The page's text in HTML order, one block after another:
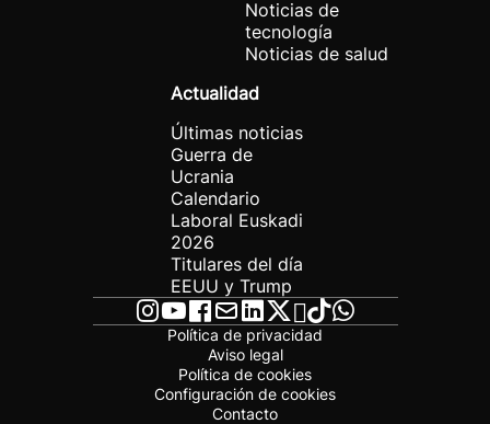
Noticias de
tecnología
Noticias de salud
Actualidad
Últimas noticias
Guerra de
Ucrania
Calendario
Laboral Euskadi
2026
Titulares del día
EEUU y Trump
Política de privacidad
Aviso legal
Política de cookies
Configuración de cookies
Contacto